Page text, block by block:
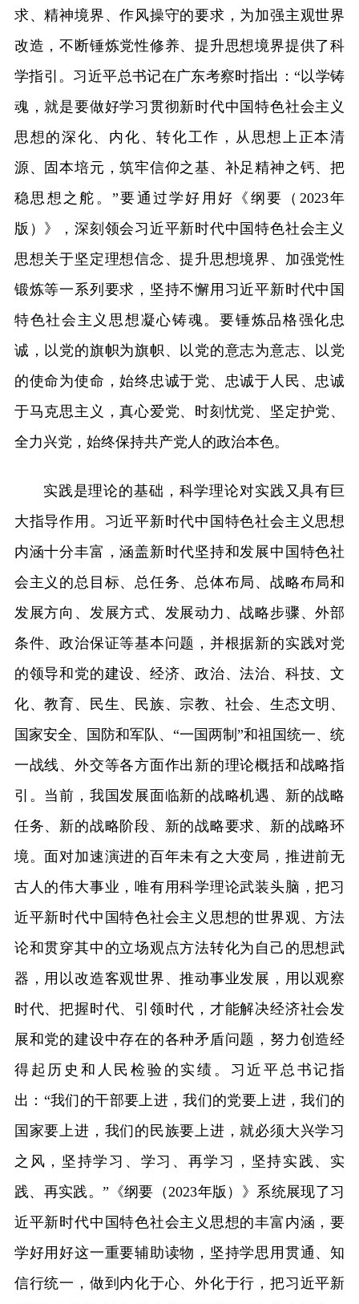
求、精神境界、作风操守的要求，为加强主观世界
改造，不断锤炼党性修养、提升思想境界提供了科
学指引。习近平总书记在广东考察时指出：“以学铸
魂，就是要做好学习贯彻新时代中国特色社会主义
思想的深化、内化、转化工作，从思想上正本清
源、固本培元，筑牢信仰之基、补足精神之钙、把
稳思想之舵。”要通过学好用好《纲要（2023年
版）》，深刻领会习近平新时代中国特色社会主义
思想关于坚定理想信念、提升思想境界、加强党性
锻炼等一系列要求，坚持不懈用习近平新时代中国
特色社会主义思想凝心铸魂。要锤炼品格强化忠
诚，以党的旗帜为旗帜、以党的意志为意志、以党
的使命为使命，始终忠诚于党、忠诚于人民、忠诚
于马克思主义，真心爱党、时刻忧党、坚定护党、
全力兴党，始终保持共产党人的政治本色。
实践是理论的基础，科学理论对实践又具有巨
大指导作用。习近平新时代中国特色社会主义思想
内涵十分丰富，涵盖新时代坚持和发展中国特色社
会主义的总目标、总任务、总体布局、战略布局和
发展方向、发展方式、发展动力、战略步骤、外部
条件、政治保证等基本问题，并根据新的实践对党
的领导和党的建设、经济、政治、法治、科技、文
化、教育、民生、民族、宗教、社会、生态文明、
国家安全、国防和军队、“一国两制”和祖国统一、统
一战线、外交等各方面作出新的理论概括和战略指
引。当前，我国发展面临新的战略机遇、新的战略
任务、新的战略阶段、新的战略要求、新的战略环
境。面对加速演进的百年未有之大变局，推进前无
古人的伟大事业，唯有用科学理论武装头脑，把习
近平新时代中国特色社会主义思想的世界观、方法
论和贯穿其中的立场观点方法转化为自己的思想武
器，用以改造客观世界、推动事业发展，用以观察
时代、把握时代、引领时代，才能解决经济社会发
展和党的建设中存在的各种矛盾问题，努力创造经
得起历史和人民检验的实绩。习近平总书记指
出：“我们的干部要上进，我们的党要上进，我们的
国家要上进，我们的民族要上进，就必须大兴学习
之风，坚持学习、学习、再学习，坚持实践、实
践、再实践。”《纲要（2023年版）》系统展现了习
近平新时代中国特色社会主义思想的丰富内涵，要
学好用好这一重要辅助读物，坚持学思用贯通、知
信行统一，做到内化于心、外化于行，把习近平新